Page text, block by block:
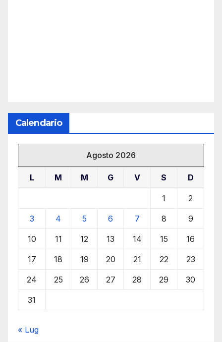
Calendario
Agosto 2026
L M M G V S D
1 2
3 4 5 6 7 8 9
10 11 12 13 14 15 16
17 18 19 20 21 22 23
24 25 26 27 28 29 30
31
« Lug